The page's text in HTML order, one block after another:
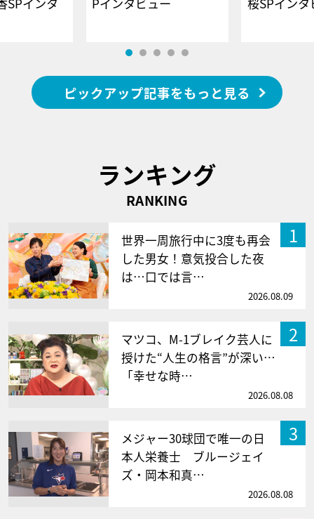
ピックアップ記事をもっと見る
ランキング
RANKING
1
世界一周旅行中に3度も再会
した男女！意気投合した夜
は…口では言…
2026.08.09
2
マツコ、M-1ブレイク芸人に
授けた“人生の格言”が深い…
「幸せな時…
2026.08.08
3
メジャー30球団で唯一の日
本人栄養士 ブルージェイ
ズ・岡本和真…
2026.08.08